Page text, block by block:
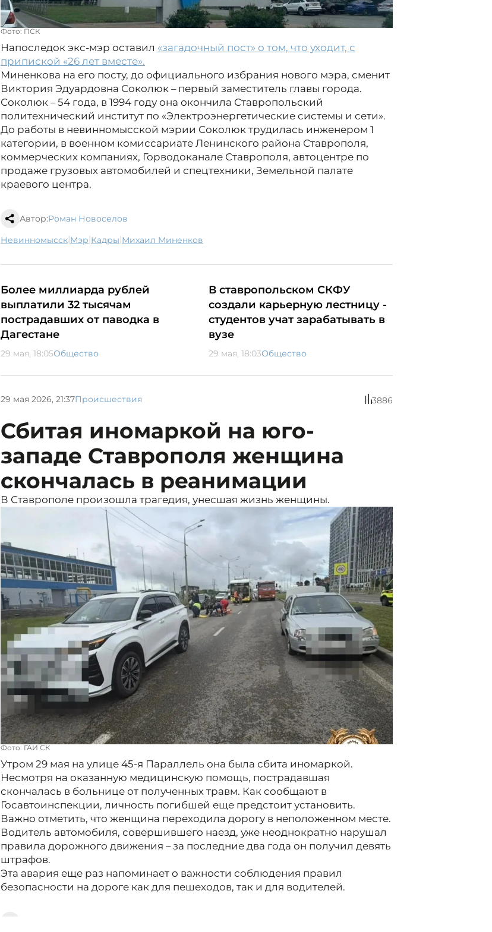
Фото: ПСК
Напоследок экс-мэр оставил «загадочный пост» о том, что уходит, с
припиской «26 лет вместе».
Миненкова на его посту, до официального избрания нового мэра, сменит
Виктория Эдуардовна Соколюк – первый заместитель главы города.
Соколюк – 54 года, в 1994 году она окончила Ставропольский
политехнический институт по «Электроэнергетические системы и сети».
До работы в невинномысской мэрии Соколюк трудилась инженером 1
категории, в военном комиссариате Ленинского района Ставрополя,
коммерческих компаниях, Горводоканале Ставрополя, автоцентре по
продаже грузовых автомобилей и спецтехники, Земельной палате
краевого центра.
Автор:Роман Новоселов
Невинномысск| мэр| кадры| Михаил Миненков
Более миллиарда рублей
выплатили 32 тысячам
пострадавших от паводка в
Дагестане
29 мая, 18:05Общество
В ставропольском СКФУ
создали карьерную лестницу -
студентов учат зарабатывать в
вузе
29 мая, 18:03Общество
29 мая 2026, 21:37Происшествия 3886
Сбитая иномаркой на юго-
западе Ставрополя женщина
скончалась в реанимации
В Ставрополе произошла трагедия, унесшая жизнь женщины.
Фото: ГАИ СК
Утром 29 мая на улице 45-я Параллель она была сбита иномаркой.
Несмотря на оказанную медицинскую помощь, пострадавшая
скончалась в больнице от полученных травм. Как сообщают в
Госавтоинспекции, личность погибшей еще предстоит установить.
Важно отметить, что женщина переходила дорогу в неположенном месте.
Водитель автомобиля, совершившего наезд, уже неоднократно нарушал
правила дорожного движения – за последние два года он получил девять
штрафов.
Эта авария еще раз напоминает о важности соблюдения правил
безопасности на дороге как для пешеходов, так и для водителей.